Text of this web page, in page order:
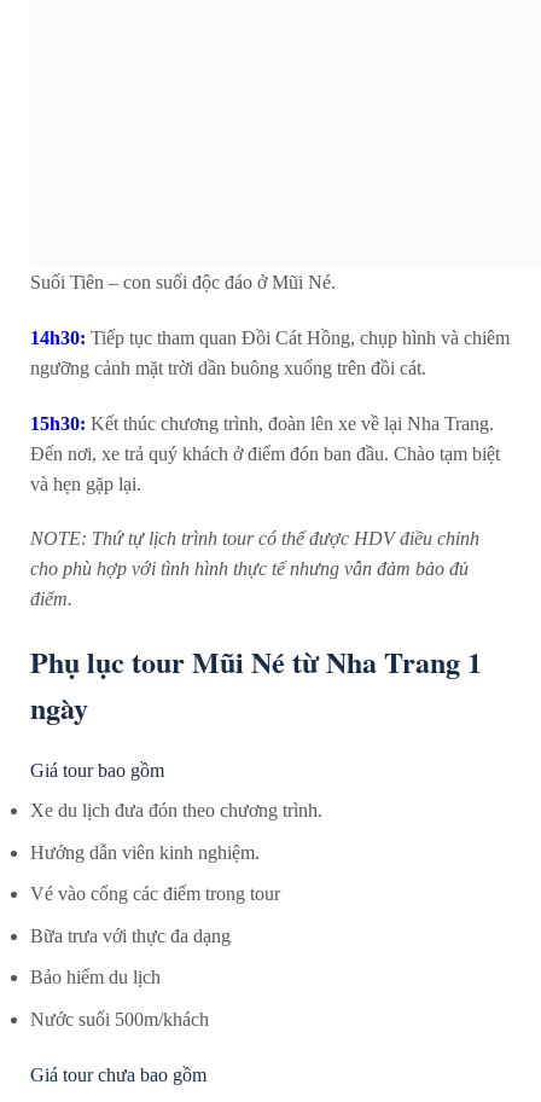
Suối Tiên – con suối độc đáo ở Mũi Né.
14h30: Tiếp tục tham quan Đồi Cát Hồng, chụp hình và chiêm
ngưỡng cảnh mặt trời dần buông xuống trên đồi cát.
15h30: Kết thúc chương trình, đoàn lên xe về lại Nha Trang.
Đến nơi, xe trả quý khách ở điểm đón ban đầu. Chào tạm biệt
và hẹn gặp lại.
NOTE: Thứ tự lịch trình tour có thể được HDV điều chỉnh
cho phù hợp với tình hình thực tế nhưng vẫn đảm bảo đủ
điểm.
Phụ lục tour Mũi Né từ Nha Trang 1
ngày
Giá tour bao gồm
Xe du lịch đưa đón theo chương trình.
Hướng dẫn viên kinh nghiệm.
Vé vào cổng các điểm trong tour
Bữa trưa với thực đa dạng
Bảo hiểm du lịch
Nước suối 500m/khách
Giá tour chưa bao gồm